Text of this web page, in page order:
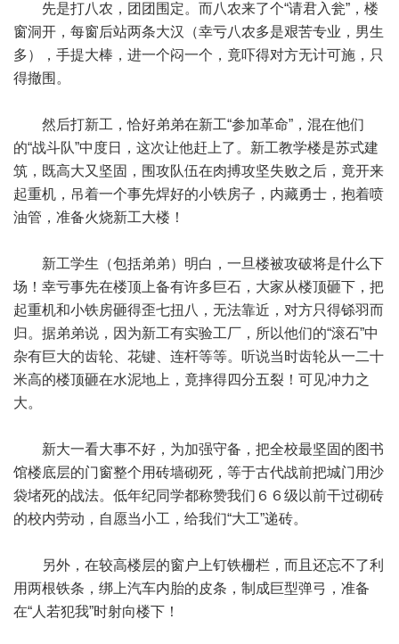
先是打八农，团团围定。而八农来了个“请君入瓮”，楼
窗洞开，每窗后站两条大汉（幸亏八农多是艰苦专业，男生
多），手提大棒，进一个闷一个，竟吓得对方无计可施，只
得撤围。
然后打新工，恰好弟弟在新工“参加革命”，混在他们
的“战斗队”中度日，这次让他赶上了。新工教学楼是苏式建
筑，既高大又坚固，围攻队伍在肉搏攻坚失败之后，竟开来
起重机，吊着一个事先焊好的小铁房子，内藏勇士，抱着喷
油管，准备火烧新工大楼！
新工学生（包括弟弟）明白，一旦楼被攻破将是什么下
场！幸亏事先在楼顶上备有许多巨石，大家从楼顶砸下，把
起重机和小铁房砸得歪七扭八，无法靠近，对方只得铩羽而
归。据弟弟说，因为新工有实验工厂，所以他们的“滚石”中
杂有巨大的齿轮、花键、连杆等等。听说当时齿轮从一二十
米高的楼顶砸在水泥地上，竟摔得四分五裂！可见冲力之
大。
新大一看大事不好，为加强守备，把全校最坚固的图书
馆楼底层的门窗整个用砖墙砌死，等于古代战前把城门用沙
袋堵死的战法。低年纪同学都称赞我们６６级以前干过砌砖
的校内劳动，自愿当小工，给我们“大工”递砖。
另外，在较高楼层的窗户上钉铁栅栏，而且还忘不了利
用两根铁条，绑上汽车内胎的皮条，制成巨型弹弓，准备
在“人若犯我”时射向楼下！